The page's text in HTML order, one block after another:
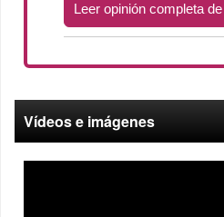
Leer opinión completa
Vídeos e imágenes